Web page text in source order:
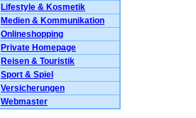
Lifestyle & Kosmetik
Medien & Kommunikation
Onlineshopping
Private Homepage
Reisen & Touristik
Sport & Spiel
Versicherungen
Webmaster